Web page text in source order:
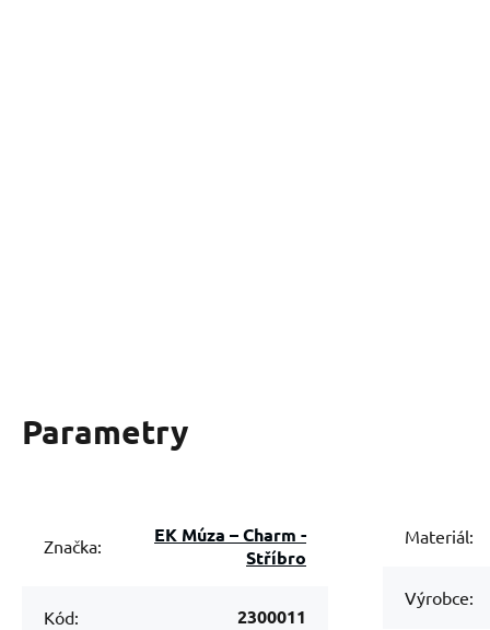
Parametry
Značka:
EK Múza – Charm -
Stříbro
Kód: 2300011
Materiál:
Výrobce: